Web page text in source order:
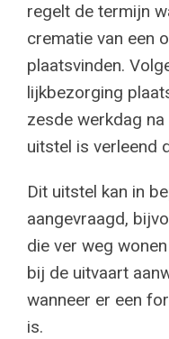
regelt de termijn
crematie van een
plaatsvinden.
lijkbezorging
zesde werkdag
uitstel is verleend
Dit uitstel kan in
aangevraagd,
die ver weg
bij de uitvaart
wanneer er een
is.